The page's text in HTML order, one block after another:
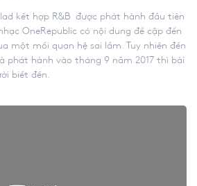
kết hợp R&B được phát hành đầu tiên
OneRepublic có nội dung đề cập đến
một mối quan hệ sai lầm. Tuy nhiên đến
phát hành vào tháng 9 năm 2017 thì bài
biết đến.